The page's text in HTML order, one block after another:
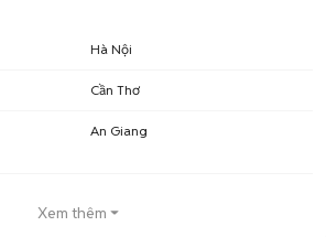
Hà Nội
Cần Thơ
An Giang
Xem thêm